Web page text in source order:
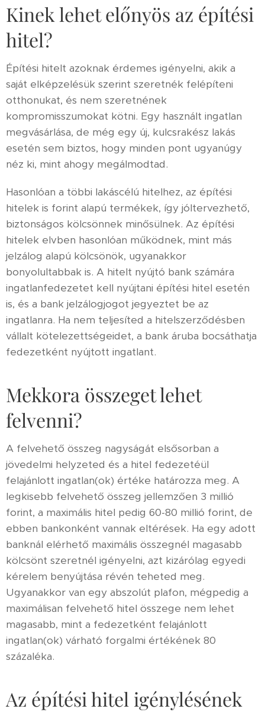
Kinek lehet előnyös az építési
hitel?
Építési hitelt azoknak érdemes igényelni, akik a
saját elképzelésük szerint szeretnék felépíteni
otthonukat, és nem szeretnének
kompromisszumokat kötni. Egy használt ingatlan
megvásárlása, de még egy új, kulcsrakész lakás
esetén sem biztos, hogy minden pont ugyanúgy
néz ki, mint ahogy megálmodtad.
Hasonlóan a többi lakáscélú hitelhez, az építési
hitelek is forint alapú termékek, így jóltervezhető,
biztonságos kölcsönnek minősülnek. Az építési
hitelek elvben hasonlóan működnek, mint más
jelzálog alapú kölcsönök, ugyanakkor
bonyolultabbak is. A hitelt nyújtó bank számára
ingatlanfedezetet kell nyújtani építési hitel esetén
is, és a bank jelzálogjogot jegyeztet be az
ingatlanra. Ha nem teljesíted a hitelszerződésben
vállalt kötelezettségeidet, a bank áruba bocsáthatja
fedezetként nyújtott ingatlant.
Mekkora összeget lehet
felvenni?
A felvehető összeg nagyságát elsősorban a
jövedelmi helyzeted és a hitel fedezetéül
felajánlott ingatlan(ok) értéke határozza meg. A
legkisebb felvehető összeg jellemzően 3 millió
forint, a maximális hitel pedig 60-80 millió forint, de
ebben bankonként vannak eltérések. Ha egy adott
banknál elérhető maximális összegnél magasabb
kölcsönt szeretnél igényelni, azt kizárólag egyedi
kérelem benyújtása révén teheted meg.
Ugyanakkor van egy abszolút plafon, mégpedig a
maximálisan felvehető hitel összege nem lehet
magasabb, mint a fedezetként felajánlott
ingatlan(ok) várható forgalmi értékének 80
százaléka.
Az építési hitel igénylésének